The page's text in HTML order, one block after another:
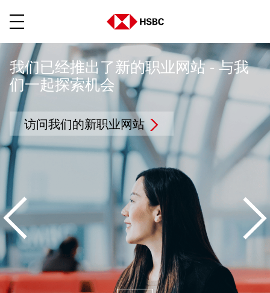
我们已经推出了新的职业网站 - 与我
们一起探索机会
访问我们的新职业网站